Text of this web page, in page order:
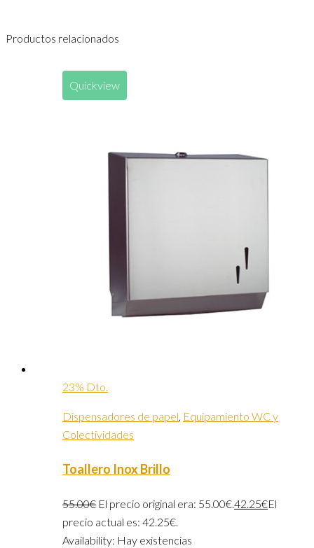
Productos relacionados
Quickview
23% Dto.
Dispensadores de papel, Equipamiento WC y
Colectividades
Toallero Inox Brillo
55.00€ El precio original era: 55.00€.42.25€El
precio actual es: 42.25€.
Availability: Hay existencias